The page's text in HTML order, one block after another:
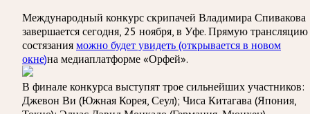
Международный конкурс скрипачей Владимира Спивакова
завершается сегодня, 25 ноября, в Уфе. Прямую трансляцию
состязания можно будет увидеть (открывается в новом
окне)на медиаплатформе «Орфей».
В финале конкурса выступят трое сильнейших участников:
Джевон Ви (Южная Корея, Сеул); Чиса Китагава (Япония,